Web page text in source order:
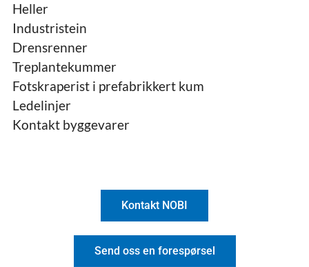
Heller
Industristein
Drensrenner
Treplantekummer
Fotskraperist i prefabrikkert kum
Ledelinjer
Kontakt byggevarer
Kontakt NOBI
Send oss en forespørsel